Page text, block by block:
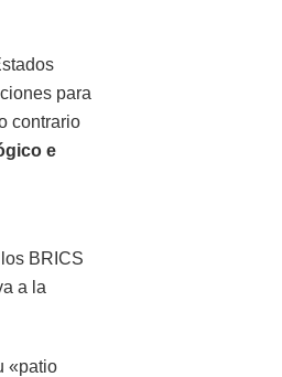
para
contrario
e
BRICS
a la
«patio